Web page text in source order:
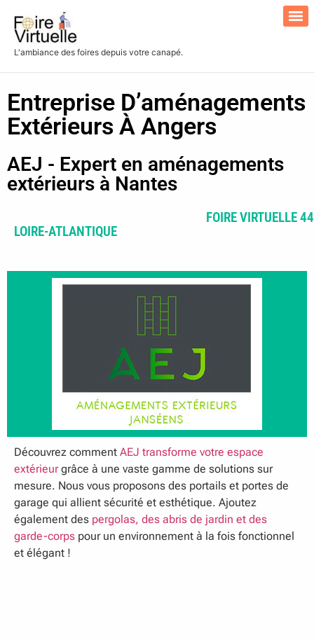
L'ambiance des foires depuis votre canapé.
Entreprise D’aménagements
Extérieurs À Angers
AEJ - Expert en aménagements
extérieurs à Nantes
FOIRE VIRTUELLE 44
LOIRE-ATLANTIQUE
Découvrez comment AEJ transforme votre espace
extérieurgrâce à une vaste gamme de solutions sur
mesure. Nous vous proposons des portails et portes de
garage qui allient sécurité et esthétique. Ajoutez
également des pergolas, des abris de jardin et des
garde-corps pour un environnement à la fois fonctionnel
et élégant !